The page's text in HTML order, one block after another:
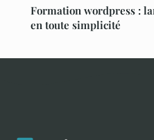
Formation wordpress :
en toute simplicité